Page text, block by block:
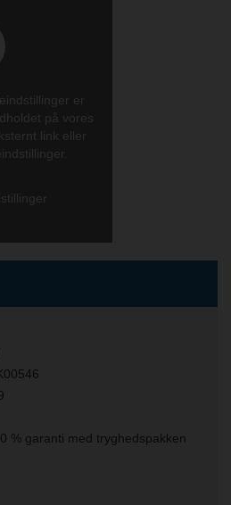
er
på vores
link eller
% garanti med tryghedspakken